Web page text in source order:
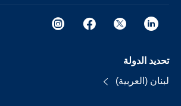
تحديد الدولة
لبنان (العربية)